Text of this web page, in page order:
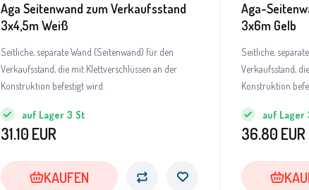
Aga Seitenwand zum Verkaufsstand
3x4,5m Weiß
Seitliche, separate Wand (Seitenwand) für den
Verkaufsstand, die mit Klettverschlüssen an der
Konstruktion befestigt wird.
auf Lager 3 St
31.10 EUR
KAUFEN
Aga-
3x6m Gelb
Seitliche,
Verkaufsstand,
Konstruktion
auf Lager
36.80 EUR